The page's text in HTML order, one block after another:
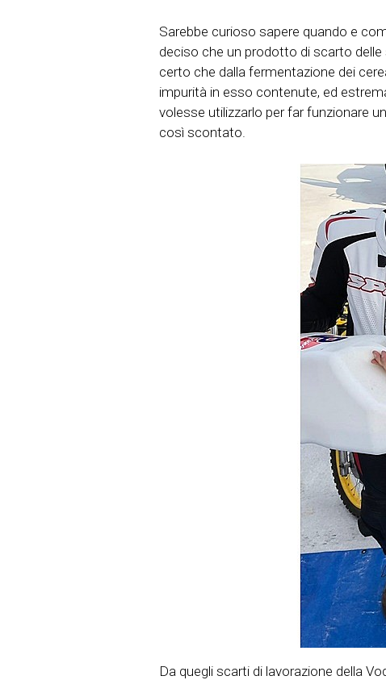
Sarebbe curioso sapere quando e
deciso che un prodotto di scarto
certo che dalla fermentazione dei
impurità in esso contenute, ed
volesse utilizzarlo per far funzionare
così scontato.
Da quegli scarti di lavorazione della